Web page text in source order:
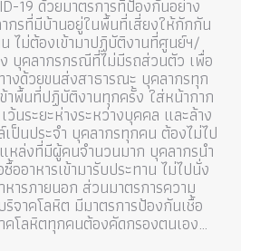
19 ด้วยมาตรการที่ป้องกันอย่าง
กรที่มีบ้านอยู่ในพื้นที่เสี่ยงให้กักกัน
ไม่ต้องเข้ามาปฏิบัติงานที่ศูนย์ฯ/
บุคลากรกรณีที่ไม่มีรถส่วนตัว เพื่อ
างด้วยขนส่งสาธารณะ บุคลากรทุก
าพื้นที่ปฏิบัติงานทุกครั้ง ใส่หน้ากาก
ว้นระยะห่างระหว่างบุคคล และล้าง
ป็นประจำ บุคลากรทุกคน ต้องไม่ไป
หล่งที่มีผู้คนจำนวนมาก บุคลากรนำ
ออาหารเข้ามารับประทาน ไม่ไปนั่ง
หารภายนอก ส่วนมาตรการความ
ริจาคโลหิต มีมาตรการป้องกันเชื้อ
คโลหิตทุกคนต้องคัดกรองตนเอง…